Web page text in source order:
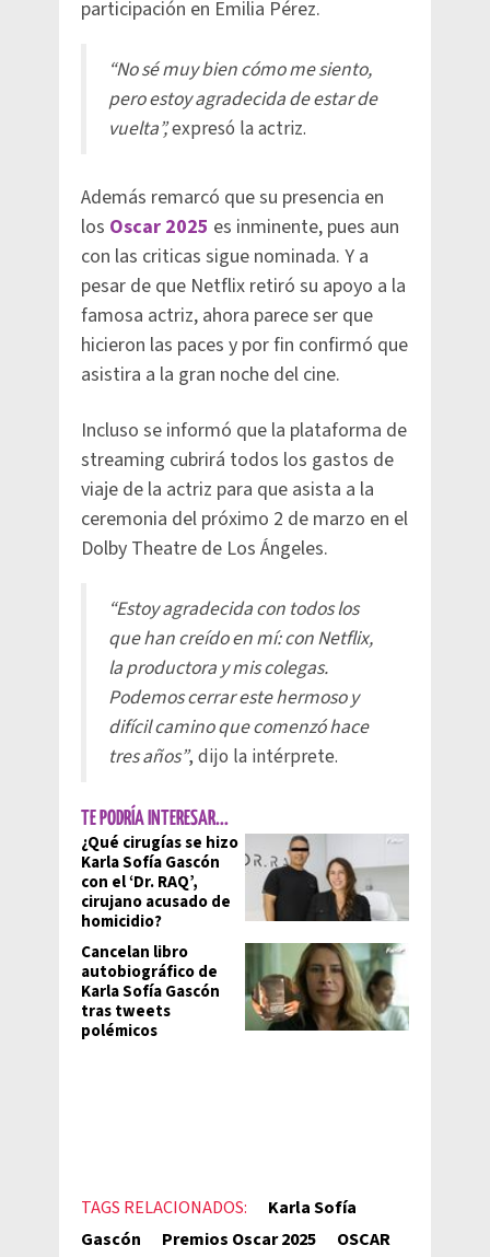
participación en Emilia Pérez.
“No sé muy bien cómo me siento,
pero estoy agradecida de estar de
vuelta”,expresó la actriz.
Además remarcó que su presencia en
los Oscar 2025 es inminente, pues aun
con las criticas sigue nominada. Y a
pesar de que Netflix retiró su apoyo a la
famosa actriz, ahora parece ser que
hicieron las paces y por fin confirmó que
asistira a la gran noche del cine.
Incluso se informó que la plataforma de
streaming cubrirá todos los gastos de
viaje de la actriz para que asista a la
ceremonia del próximo 2 de marzo en el
Dolby Theatre de Los Ángeles.
“Estoy agradecida con todos los
que han creído en mí: con Netflix,
la productora y mis colegas.
Podemos cerrar este hermoso y
difícil camino que comenzó hace
tres años”, dijo la intérprete.
TE PODRÍA INTERESAR...
¿Qué cirugías se hizo
Karla Sofía Gascón
con el ‘Dr. RAQ’,
cirujano acusado de
homicidio?
Cancelan libro
autobiográfico de
Karla Sofía Gascón
tras tweets
polémicos
TAGS RELACIONADOS:
Karla Sofía
Gascón
Premios Oscar 2025
OSCAR